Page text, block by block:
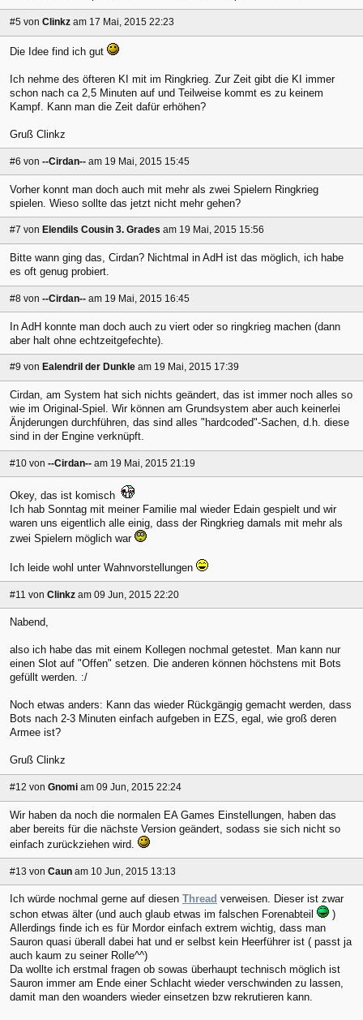
#5 von Clinkz am 17 Mai, 2015 22:23
Die Idee find ich gut
Ich nehme des öfteren KI mit im Ringkrieg. Zur Zeit gibt die KI immer
schon nach ca 2,5 Minuten auf und Teilweise kommt es zu keinem
Kampf. Kann man die Zeit dafür erhöhen?
Gruß Clinkz
#6 von --Cirdan-- am 19 Mai, 2015 15:45
Vorher konnt man doch auch mit mehr als zwei Spielern Ringkrieg
spielen. Wieso sollte das jetzt nicht mehr gehen?
#7 von Elendils Cousin 3. Grades am 19 Mai, 2015 15:56
Bitte wann ging das, Cirdan? Nichtmal in AdH ist das möglich, ich habe
es oft genug probiert.
#8 von --Cirdan-- am 19 Mai, 2015 16:45
In AdH konnte man doch auch zu viert oder so ringkrieg machen (dann
aber halt ohne echtzeitgefechte).
#9 von Ealendril der Dunkle am 19 Mai, 2015 17:39
Cirdan, am System hat sich nichts geändert, das ist immer noch alles so
wie im Original-Spiel. Wir können am Grundsystem aber auch keinerlei
Änjderungen durchführen, das sind alles "hardcoded"-Sachen, d.h. diese
sind in der Engine verknüpft.
#10 von --Cirdan-- am 19 Mai, 2015 21:19
Okey, das ist komisch
Ich hab Sonntag mit meiner Familie mal wieder Edain gespielt und wir
waren uns eigentlich alle einig, dass der Ringkrieg damals mit mehr als
zwei Spielern möglich war
Ich leide wohl unter Wahnvorstellungen
#11 von Clinkz am 09 Jun, 2015 22:20
Nabend,
also ich habe das mit einem Kollegen nochmal getestet. Man kann nur
einen Slot auf "Offen" setzen. Die anderen können höchstens mit Bots
gefüllt werden. :/
Noch etwas anders: Kann das wieder Rückgängig gemacht werden, dass
Bots nach 2-3 Minuten einfach aufgeben in EZS, egal, wie groß deren
Armee ist?
Gruß Clinkz
#12 von Gnomi am 09 Jun, 2015 22:24
Wir haben da noch die normalen EA Games Einstellungen, haben das
aber bereits für die nächste Version geändert, sodass sie sich nicht so
einfach zurückziehen wird.
#13 von Caun am 10 Jun, 2015 13:13
Ich würde nochmal gerne auf diesen Thread verweisen. Dieser ist zwar
schon etwas älter (und auch glaub etwas im falschen Forenabteil
)
Allerdings finde ich es für Mordor einfach extrem wichtig, dass man
Sauron quasi überall dabei hat und er selbst kein Heerführer ist ( passt ja
auch kaum zu seiner Rolle^^)
Da wollte ich erstmal fragen ob sowas überhaupt technisch möglich ist
Sauron immer am Ende einer Schlacht wieder verschwinden zu lassen,
damit man den woanders wieder einsetzen bzw rekrutieren kann.